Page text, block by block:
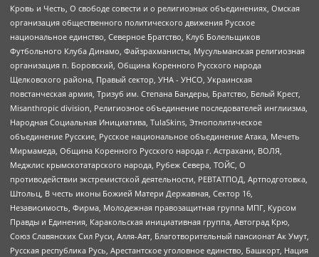
Кровь и Честь, О свободе совести и о религиозных объединениях, Омская
организация общественного политического движения Русское
национальное единство, Северное Братство, Клуб Болельщиков
Футбольного Клуба Динамо, Файзрахманисты, Мусульманская религиозная
организация п. Боровский, Община Коренного Русского народа
Щелковского района, Правый сектор, УНА - УНСО, Украинская
повстанческая армия, Тризуб им. Степана Бандеры, Братство, Белый Крест,
Misanthropic division, Религиозное объединение последователей инглиизма,
Народная Социальная Инициатива, TulaSkins, Этнополитическое
объединение Русские, Русское национальное объединение Атака, Мечеть
Мирмамеда, Община Коренного Русского народа г. Астрахани, ВОЛЯ,
Меджлис крымскотатарского народа, Рубеж Севера, ТОЙС, О
противодействии экстремистской деятельности, РЕВТАТПОД, Артподготовка,
Штольц, В честь иконы Божией Матери Державная, Сектор 16,
Независимость, Фирма, Молодежная правозащитная группа МПГ, Курсом
Правды и Единения, Каракольская инициативная группа, Автоград Крю,
Союз Славянских Сил Руси, Алля-Аят, Благотворительный пансионат Ак Умут,
Русская республика Русь, Арестантское уголовное единство, Башкорт, Нация